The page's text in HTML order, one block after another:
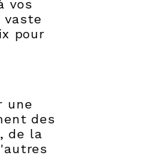
vos
vaste
pour
une
des
de la